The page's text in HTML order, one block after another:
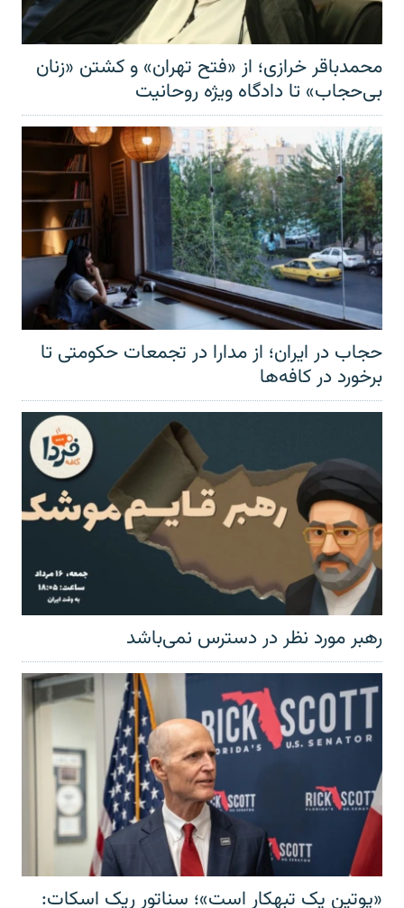
محمدباقر خرازی؛ از «فتح تهران» و کشتن «زنان
بی‌حجاب» تا دادگاه ویژه روحانیت
حجاب در ایران؛ از مدارا در تجمعات حکومتی تا
برخورد در کافه‌ها
رهبر مورد نظر در دسترس نمی‌باشد
«پوتین یک تبهکار است»؛ سناتور ریک اسکات: